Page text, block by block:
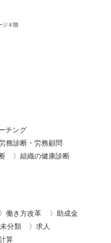
ジ４階
チング
務診断・労務顧問
組織の健康診断
働き方改革
助成金
未分類
求人
算